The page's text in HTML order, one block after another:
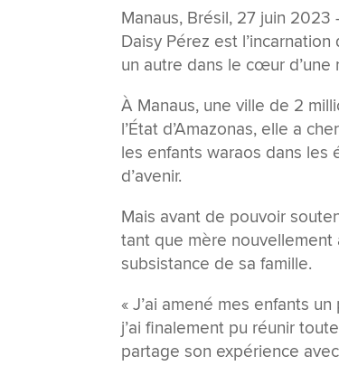
Manaus, Brésil, 27 juin
Daisy Pérez est
un autre dans le cœur d’une
À Manaus, une ville de 2
l’État d’Amazonas, elle a
les enfants waraos dans les
d’avenir.
Mais avant de pouvoir
tant que mère
subsistance desa famille.
« J’ai amené mes enfants
j’ai finalement pu réunir
partage son expérience